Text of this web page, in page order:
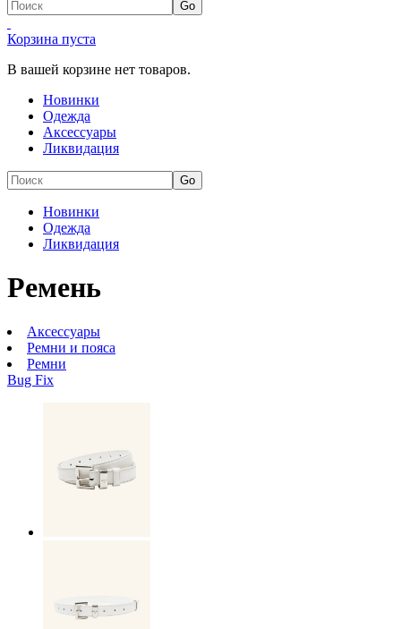
Корзина пуста
В вашей корзине нет товаров.
Новинки
Одежда
Аксессуары
Ликвидация
Новинки
Одежда
Ликвидация
Ремень
Аксессуары
Ремни и пояса
Ремни
Bug Fix